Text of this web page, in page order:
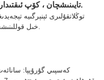
تايىنىشچان ، كۆپ ئىقتىدارلىق ، يۇقىرى ئۈنۈملۈك سوۋۇتۇش.
خىل قوللىنىشچان پروگراممىلارغا قىممەت يەتكۈزىدۇ.